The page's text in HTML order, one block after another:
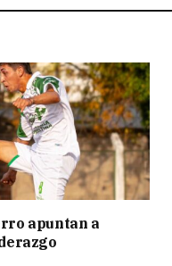
apuntan a